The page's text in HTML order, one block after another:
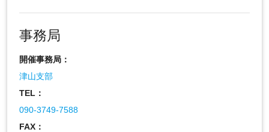
事務局
開催事務局：
津山支部
TEL：
090-3749-7588
FAX：